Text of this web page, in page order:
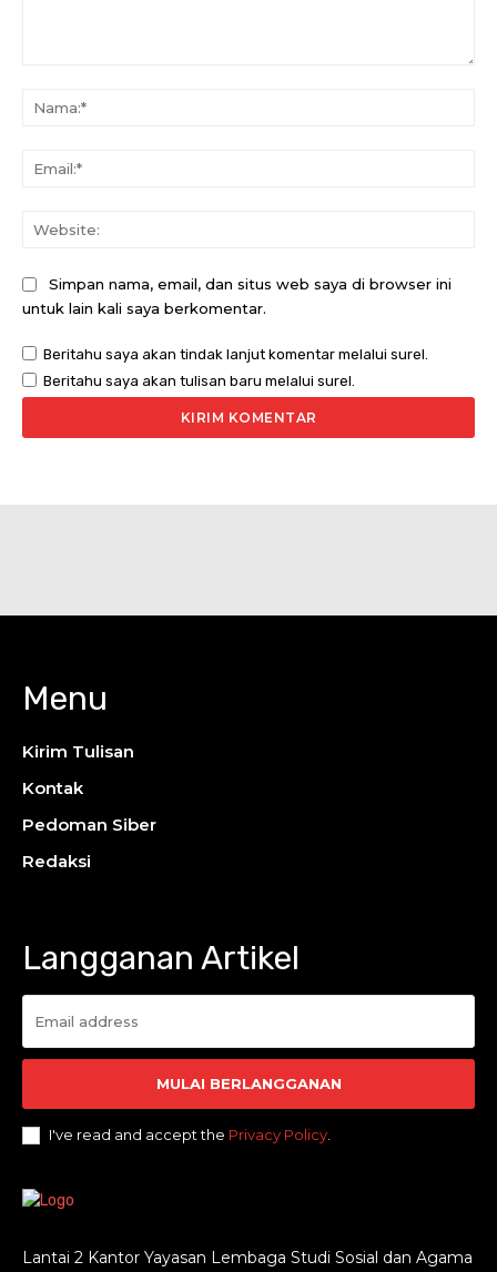
Simpan nama, email, dan situs web saya di browser ini
untuk lain kali saya berkomentar.
Beritahu saya akan tindak lanjut komentar melalui surel.
Beritahu saya akan tulisan baru melalui surel.
Lantai 2 Kantor Yayasan Lembaga Studi Sosial dan Agama
Langganan Artikel
MULAI BERLANGGANAN
I've read and accept the Privacy Policy
Menu
Kirim Tulisan
Kontak
Pedoman Siber
Redaksi